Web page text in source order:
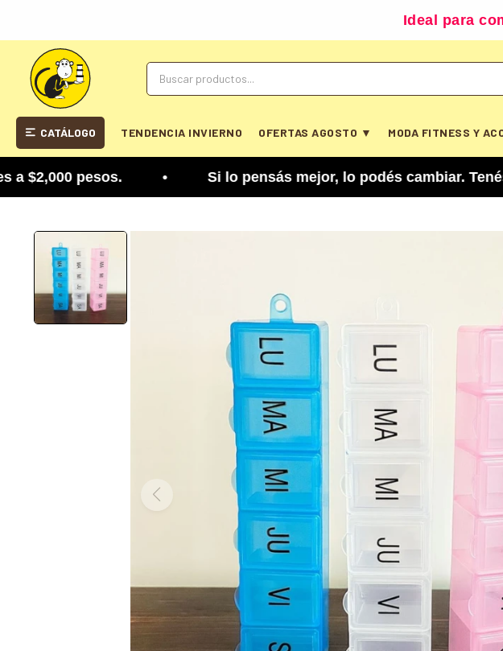
Ideal para
CATÁLOGO TENDENCIA INVIERNO OFERTAS AGOSTO ▼ MODA FITNESS Y
pesos. • Si lo pensás mejor, lo podés cambiar. Tenés 5